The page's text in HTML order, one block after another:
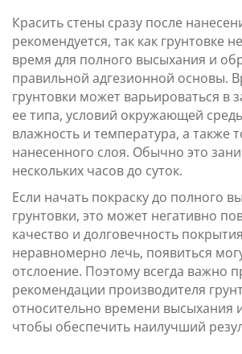
Красить стены сразу после
рекомендуется, так как грунтовке
время для полного высыхания и
правильной адгезионной основы.
грунтовки может варьироваться в
ее типа, условий окружающей
влажность и температура, а также
нанесенного слоя. Обычно это
нескольких часов до суток.
Если начать покраску до полного
грунтовки, это может негативно
качество и долговечность
неравномерно лечь, появиться
отслоение. Поэтому всегда важно
рекомендации производителя
относительно времени высыхания
чтобы обеспечить наилучший